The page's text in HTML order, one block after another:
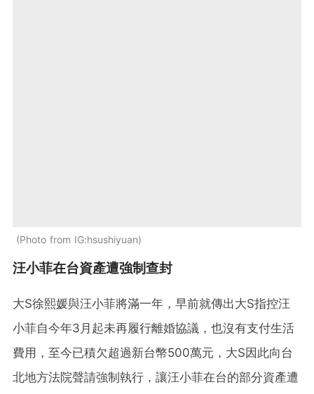
Photo from IG:hsushiyuan
汪小菲在台資產遭強制查封
大S徐熙媛與汪小菲將滿一年，早前就傳出大S指控汪
小菲自今年3月起未再履行離婚協議，也沒有支付生活
費用，至今已積欠超過新台幣500萬元，大S因此向台
北地方法院聲請強制執行，讓汪小菲在台的部分資產遭